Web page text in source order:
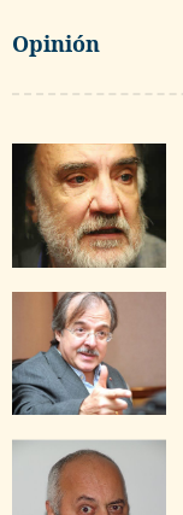
Opinión